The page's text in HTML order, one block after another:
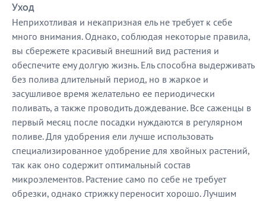
Уход
Неприхотливая и некапризная ель не требует к себе
много внимания. Однако, соблюдая некоторые правила,
вы сбережете красивый внешний вид растения и
обеспечите ему долгую жизнь. Ель способна выдерживать
без полива длительный период, но в жаркое и
засушливое время желательно ее периодически
поливать, а также проводить дождевание. Все саженцы в
первый месяц после посадки нуждаются в регулярном
поливе. Для удобрения ели лучше использовать
специализированное удобрение для хвойных растений,
так как оно содержит оптимальный состав
микроэлементов. Растение само по себе не требует
обрезки, однако стрижку переносит хорошо. Лучшим